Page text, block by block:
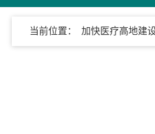
当前位置： 加快医疗高地建